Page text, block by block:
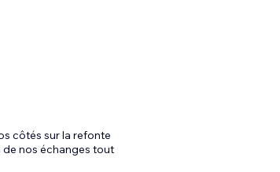
côtés sur la refonte
nos échanges tout